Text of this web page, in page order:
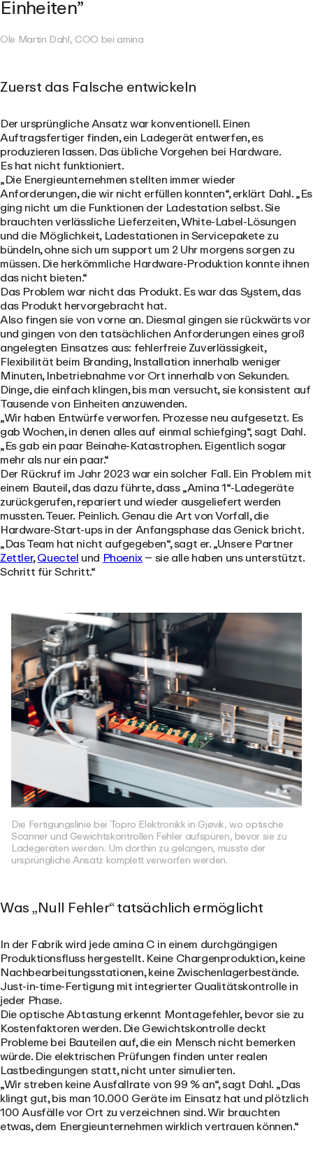
Einheiten
Ole Martin Dahl, COO bei amina
Zuerst das Falsche entwickeln
Der ursprüngliche Ansatz war konventionell. Einen
Auftragsfertiger finden, ein Ladegerät entwerfen, es
produzieren lassen. Das übliche Vorgehen bei Hardware.
Es hat nicht funktioniert.
„Die Energieunternehmen stellten immer wieder
Anforderungen, die wir nicht erfüllen konnten“, erklärt Dahl. „Es
ging nicht um die Funktionen der Ladestation selbst. Sie
brauchten verlässliche Lieferzeiten, White-Label-Lösungen
und die Möglichkeit, Ladestationen in Servicepakete zu
bündeln, ohne sich um support um 2 Uhr morgens sorgen zu
müssen. Die herkömmliche Hardware-Produktion konnte ihnen
das nicht bieten.“
Das Problem war nicht das Produkt. Es war das System, das
das Produkt hervorgebracht hat.
Also fingen sie von vorne an. Diesmal gingen sie rückwärts vor
und gingen von den tatsächlichen Anforderungen eines groß
angelegten Einsatzes aus: fehlerfreie Zuverlässigkeit,
Flexibilität beim Branding, Installation innerhalb weniger
Minuten, Inbetriebnahme vor Ort innerhalb von Sekunden.
Dinge, die einfach klingen, bis man versucht, sie konsistent auf
Tausende von Einheiten anzuwenden.
„Wir haben Entwürfe verworfen. Prozesse neu aufgesetzt. Es
gab Wochen, in denen alles auf einmal schiefging“, sagt Dahl.
„Es gab ein paar Beinahe-Katastrophen. Eigentlich sogar
mehr als nur ein paar.“
Der Rückruf im Jahr 2023 war ein solcher Fall. Ein Problem mit
einem Bauteil, das dazu führte, dass „Amina 1“-Ladegeräte
zurückgerufen, repariert und wieder ausgeliefert werden
mussten. Teuer. Peinlich. Genau die Art von Vorfall, die
Hardware-Start-ups in der Anfangsphase das Genick bricht.
„Das Team hat nicht aufgegeben“, sagt er. „Unsere Partner
Zettler,QuectelundPhoenix– sie alle haben uns unterstützt.
Schritt für Schritt.“
Die Fertigungslinie bei Topro Elektronikk in Gjøvik, wo optische
Scanner und Gewichtskontrollen Fehler aufspüren, bevor sie zu
Ladegeräten werden. Um dorthin zu gelangen, musste der
ursprüngliche Ansatz komplett verworfen werden.
Was „Null Fehler“ tatsächlich ermöglicht
In der Fabrik wird jede amina C in einem durchgängigen
Produktionsfluss hergestellt. Keine Chargenproduktion, keine
Nachbearbeitungsstationen, keine Zwischenlagerbestände.
Just-in-time-Fertigung mit integrierter Qualitätskontrolle in
jeder Phase.
Die optische Abtastung erkennt Montagefehler, bevor sie zu
Kostenfaktoren werden. Die Gewichtskontrolle deckt
Probleme bei Bauteilen auf, die ein Mensch nicht bemerken
würde. Die elektrischen Prüfungen finden unter realen
Lastbedingungen statt, nicht unter simulierten.
„Wir streben keine Ausfallrate von 99 % an“, sagt Dahl. „Das
klingt gut, bis man 10.000 Geräte im Einsatz hat und plötzlich
100 Ausfälle vor Ort zu verzeichnen sind. Wir brauchten
etwas, dem Energieunternehmen wirklich vertrauen können.“